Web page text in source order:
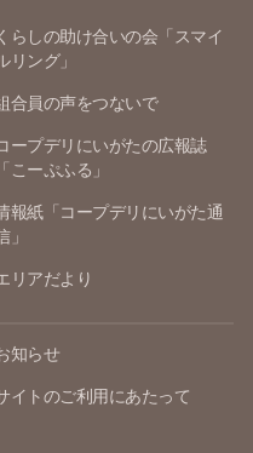
らしの助け合いの会「スマイ
リング」
合員の声をつないで
ープデリにいがたの広報誌
「こーぷふる」
報紙「コープデリにいがた通
」
リアだより
知らせ
イトのご利用にあたって